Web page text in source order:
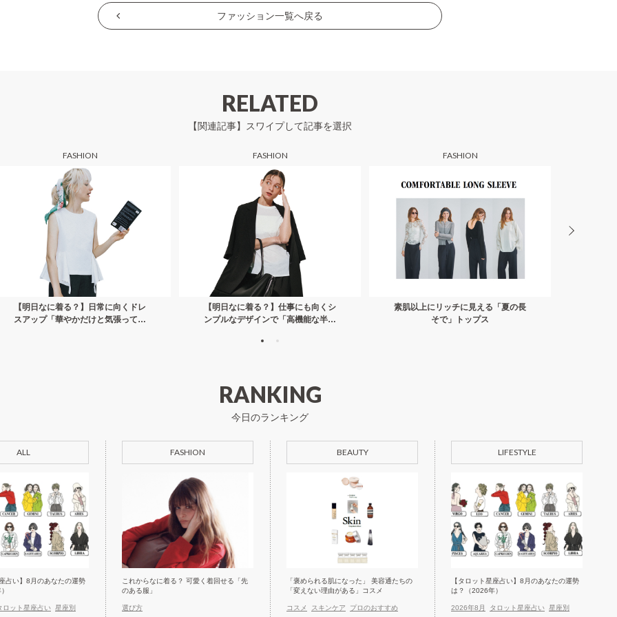
ナ
ビ
ファッション一覧へ戻る
RELATED
【関連記事】スワイプして記事を選択
FASHION
【明日なに着る？】日常に向くドレ
スアップ「華やかだけと気張ってみ
FASHION
【明日なに着る？】仕事にも向くシ
ンプルなデザインで「高機能な半そ
FASHION
素肌以上にリッチに見える「夏の長
そで」トップス
RANKING
今日のランキング
ALL
占い】8月のあなたの運勢
ロット星座占い 星座別
FASHION
これからなに着る？ 可愛く着回せる「先
のある服」
選び方
BEAUTY
「褒められる肌になった」 美容通たちの
「変えない理由がある」コスメ
コスメ スキンケア プロのおすすめ
LIFESTYLE
【タロット星座占い】8月のあなたの運勢
は？（2026年）
2026年8月 タロット星座占い 星座別